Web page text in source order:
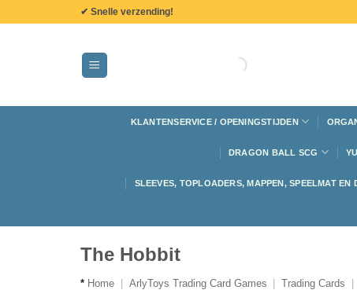
✔ Snelle verzending!
KLANTENSERVICE / OPENINGSTIJDEN
DRAGON BALL SCG
SLEEVES, TOPLOADERS, MAPPEN, SPEELMAT EN
The Hobbit
* Home ArlyToys Trading Card Games Trading Cards